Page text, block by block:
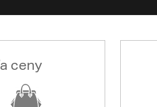
ceny